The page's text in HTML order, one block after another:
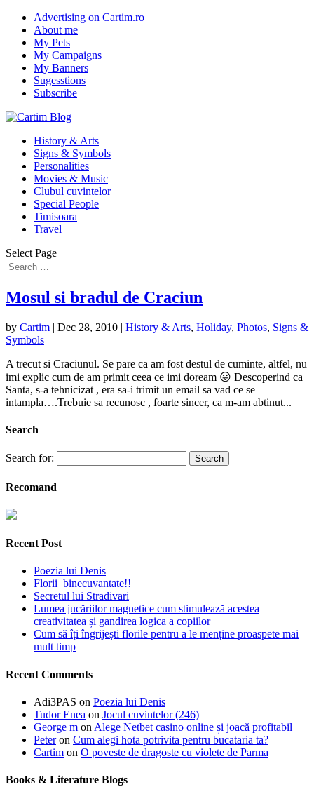
Advertising on Cartim.ro
About me
My Pets
My Campaigns
My Banners
Sugesstions
Subscribe
History & Arts
Signs & Symbols
Personalities
Movies & Music
Clubul cuvintelor
Special People
Timisoara
Travel
Select Page
Mosul si bradul de Craciun
by Cartim | Dec 28, 2010 | History & Arts, Holiday, Photos, Signs &
Symbols
A trecut si Craciunul. Se pare ca am fost destul de cuminte, altfel, nu
imi explic cum de am primit ceea ce imi doream 😛 Descoperind ca
Santa, s-a tehnicizat , era sa-i trimit un email sa vad ce se
intampla….Trebuie sa recunosc , foarte sincer, ca m-am abtinut...
Search
Search for:
Recomand
Recent Post
Poezia lui Denis
Florii binecuvantate!!
Secretul lui Stradivari
Lumea jucăriilor magnetice cum stimulează acestea
creativitatea și gandirea logica a copiilor
Cum să îți îngrijești florile pentru a le menține proaspete mai
mult timp
Recent Comments
Adi3PAS on Poezia lui Denis
Tudor Enea on Jocul cuvintelor (246)
George m on Alege Netbet casino online și joacă profitabil
Peteron Cum alegi hota potrivita pentru bucataria ta?
Cartim on O poveste de dragoste cu violete de Parma
Books & Literature Blogs